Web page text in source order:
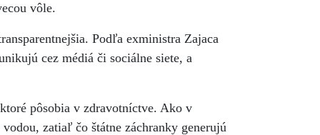
vôle.
Podľa exministra Zajaca
cez médiá či sociálne siete, a
pôsobia v zdravotníctve. Ako v
zatiaľ čo štátne záchranky generujú